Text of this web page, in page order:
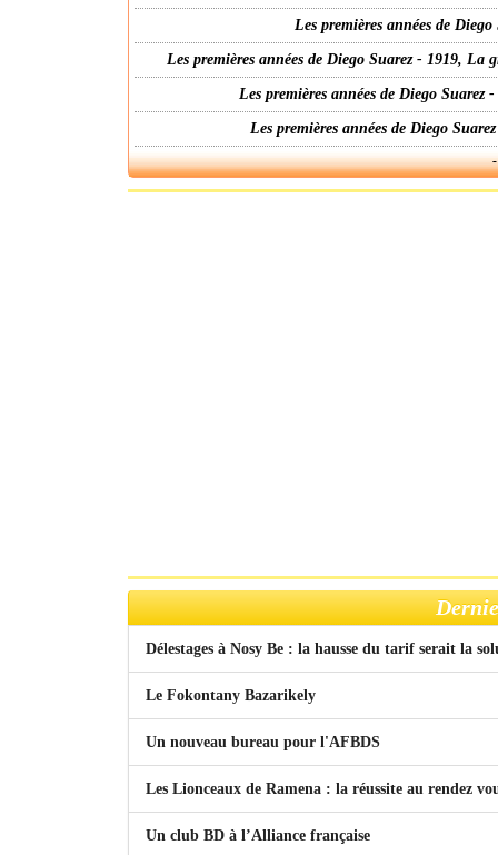
Les premières années de
Les premières années de Diego Suarez - 1919,
Les premières années de Diego
Les premières années de Diego
Délestages à Nosy Be : la hausse du tarif serait la
Le Fokontany Bazarikely
Un nouveau bureau pour l'AFBDS
Les Lionceaux de Ramena : la réussite au rendez
Un club BD à l’Alliance française